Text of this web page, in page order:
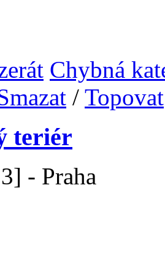
Chybná
/ Topovat
teriér
- Praha